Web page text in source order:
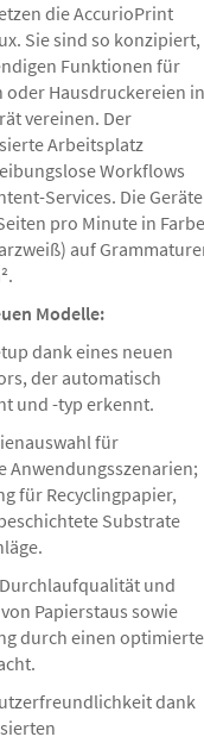
die AccurioPrint
Sie sind so konzipiert,
Funktionen für
oder Hausdruckereien in
vereinen. Der
Arbeitsplatz
Workflows
Services. Die Geräte
pro Minute in Farbe
auf
Modelle:
dank eines neuen
der automatisch
und -typ erkennt.
für
Anwendungsszenarien;
für Recyclingpapier,
Substrate
und
Papierstaus sowie
durch einen
dank